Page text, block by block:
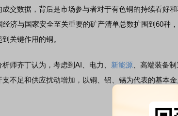
数据，背后是市场参与者对于有色铜的持续看好和
经济与国家安全至关重要的矿产清单总数扩围到60种
到关键作用的铜。
析师齐丁认为，考虑到AI、电力、 新能源 、高端装备
支不足和供应扰动增加，以铜、铝、锡为代表的基本